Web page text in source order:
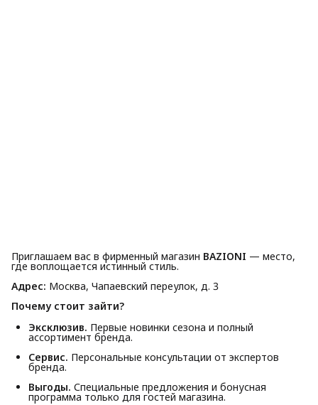
Приглашаем вас в фирменный магазин BAZIONI — место,
где воплощается истинный стиль.
Адрес: Москва, Чапаевский переулок, д. 3
Почему стоит зайти?
Эксклюзив. Первые новинки сезона и полный
ассортимент бренда.
Сервис. Персональные консультации от экспертов
бренда.
Выгоды. Специальные предложения и бонусная
программа только для гостей магазина.